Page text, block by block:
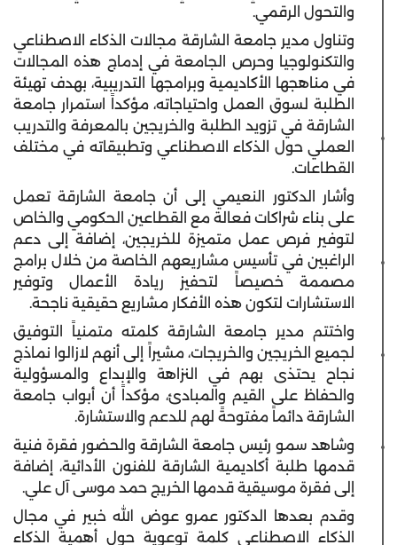
والتحول الرقمي.
وتناول مدير جامعة الشارقة مجالات الذكاء الاصطناعي
والتكنولوجيا وحرص الجامعة في إدماج هذه المجالات
في مناهجها الأكاديمية وبرامجها التدريبية، بهدف تهيئة
الطلبة لسوق العمل واحتياجاته، مؤكداً استمرار جامعة
الشارقة في تزويد الطلبة والخريجين بالمعرفة والتدريب
العملي حول الذكاء الاصطناعي وتطبيقاته في مختلف
القطاعات.
وأشار الدكتور النعيمي إلى أن جامعة الشارقة تعمل
على بناء شراكات فعالة مع القطاعين الحكومي والخاص
لتوفير فرص عمل متميزة للخريجين، إضافة إلى دعم
الراغبين في تأسيس مشاريعهم الخاصة من خلال برامج
مصممة خصيصاً لتحفيز ريادة الأعمال وتوفير
الاستشارات لتكون هذه الأفكار مشاريع حقيقية ناجحة.
واختتم مدير جامعة الشارقة كلمته متمنياً التوفيق
لجميع الخريجين والخريجات، مشيراً إلى أنهم لازالوا نماذج
نجاح يحتذى بهم في النزاهة والإبداع والمسؤولية
والحفاظ على القيم والمبادئ، مؤكداً أن أبواب جامعة
الشارقة دائماً مفتوحةً لهم للدعم والاستشارة.
وشاهد سمو رئيس جامعة الشارقة والحضور فقرة فنية
قدمها طلبة أكاديمية الشارقة للفنون الأدائية، إضافة
إلى فقرة موسيقية قدمها الخريج حمد موسى آل علي.
وقدم بعدها الدكتور عمرو عوض الله خبير في مجال
الذكاء الاصطناعي كلمة توعوية حول أهمية الذكاء